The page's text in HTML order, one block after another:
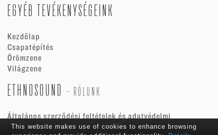
EGYÉB TEVÉKENYSÉGEINK
Kezdőlap
Csapatépítés
Örömzene
Világzene
ETHNOSOUND - RÓLUNK
Általános szerződési feltételek és adatvédelmi
tájékoztató
This website makes use of cookies to enhance browsing